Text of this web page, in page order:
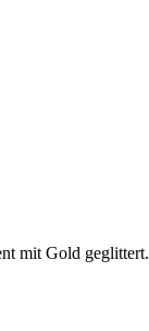
mit Gold geglittert.